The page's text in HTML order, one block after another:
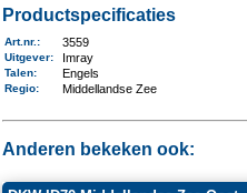
Productspecificaties
Art.nr. : 3559
Uitgever: Imray
Talen: Engels
Regio: Middellandse Zee
Anderen bekeken ook: